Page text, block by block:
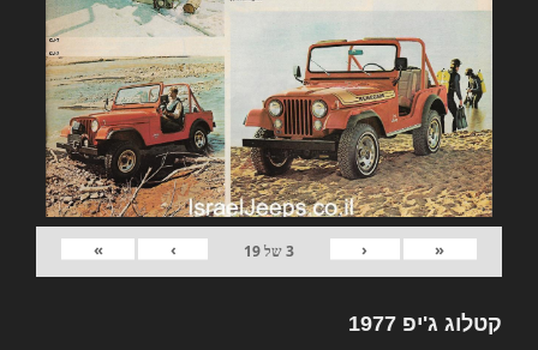
«
‹
3של19
›
»
קטלוג ג'יפ 1977